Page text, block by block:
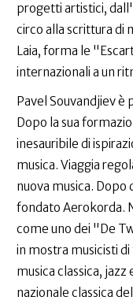
progetti artistici,
circo alla scrittura di
Laia, forma le
internazionali a un
Pavel Souvandjiev
Dopo la sua
inesauribile di
musica. Viaggia
nuova musica. Dopo
fondato Aerokorda.
come uno dei "De
in mostra musicisti
musica classica,
nazionale classica